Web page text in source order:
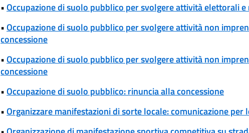
•Occupazione di suolo pubblico per svolgere attività elettorali
•Occupazione di suolo pubblico per svolgere attività non
concessione
•Occupazione di suolo pubblico per svolgere attività non
concessione
•Occupazione di suolo pubblico: rinuncia alla concessione
•Organizzare manifestazioni di sorte locale: comunicazione